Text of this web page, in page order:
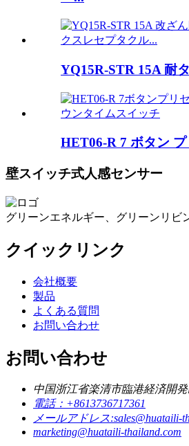
YQ15R-STR 15A 耐
HET06-R 7 ボタン
壁スイッチ式人感センサー
グリーンエネルギー、グリーンリビ
クイックリンク
会社概要
製品
よくある質問
お問い合わせ
お問い合わせ
中国浙江省楽清市臨港経済開
電話： +8613736717361
メールアドレス:sales@huataili-
marketing@huataili-thailand.com